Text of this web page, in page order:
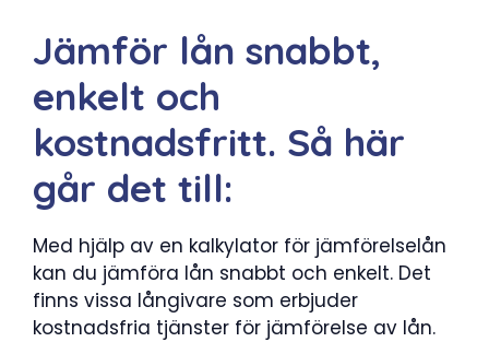
Jämför lån snabbt,
enkelt och
kostnadsfritt. Så här
går det till:
Med hjälp av en kalkylator för jämförelselån
kan du jämföra lån snabbt och enkelt. Det
finns vissa långivare som erbjuder
kostnadsfria tjänster för jämförelse av lån.